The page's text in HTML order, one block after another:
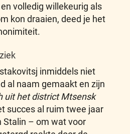
volledig willekeurig als
kon draaien, deed je het
inmiddels niet
al naam gemaakt en zijn
uit het district Mtsensk
succes al ruim twee jaar
Stalin – om wat voor